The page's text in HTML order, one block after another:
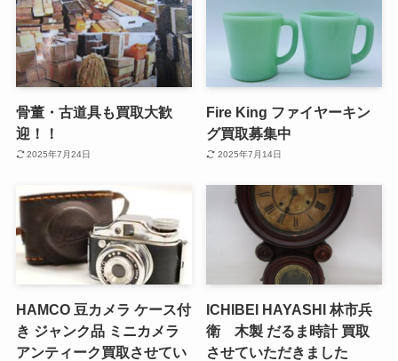
骨董・古道具も買取大歓
迎！！
2025年7月24日
Fire King ファイヤーキン
グ買取募集中
2025年7月14日
HAMCO 豆カメラ ケース付
き ジャンク品 ミニカメラ
アンティーク買取させてい
ICHIBEI HAYASHI 林市兵
衛 木製 だるま時計 買取
させていただきました